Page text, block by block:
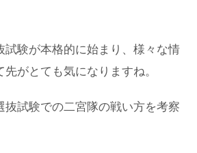
試験が本格的に始まり、様々な情
がとても気になりますね。
抜試験での二宮隊の戦い方を考察